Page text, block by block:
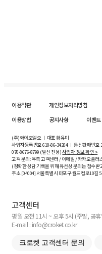
이용약관 개인정보처리방침
이용방법
공지사항 이벤트
(주)와이오엘오 ㅣ 대표 황유미
사업자등록번호610-86-34204ㅣ 통신판매번호
070-8676-8799 (발신 전용)사업자 정보 확인 >
고객 문의: 우측 고객센터 / 이메일 / 카카오플러
(정확한 상담 기록을 위해 유선상 문의는 접수받
주소 [04004] 서울특별시 마포구 월드컵로10길
고객센터
평일 오전 11시 ~ 오후 5시 (주말, 공
E-mail : info@croket.co.kr
크로켓 고객센터 문의